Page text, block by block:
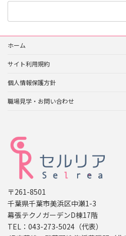
ホーム
サイト利用規約
個人情報保護方針
職場見学・お問い合わせ
〒261-8501
千葉県千葉市美浜区中瀬1-3
幕張テクノガーデンD棟17階
TEL：043-273-5024（代表）